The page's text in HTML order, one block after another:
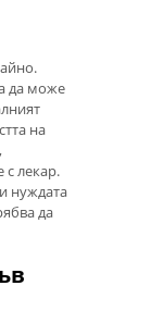
да може
на
с лекар.
нуждата
да